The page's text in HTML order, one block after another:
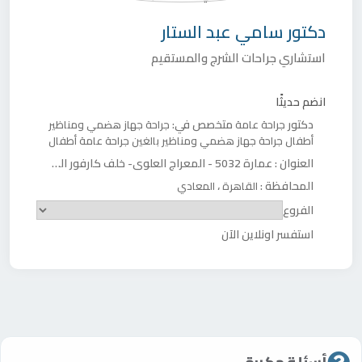
دكتورسامي عبد الستار
استشاري جراحات الشرج والمستقيم
انضم حديثًا
دكتور جراحة عامةمتخصص في:جراحة جهاز هضمي ومناظير
أطفال جراحة جهاز هضمي ومناظير بالغين جراحة عامة أطفال
العنوان :عمارة 5032 - المعراج العلوي- خلف كارفور المعادي - أمام مستشفى رويال
المحافظة :القاهرة،المعادي
الفروع
استفسر اونلاين الآن